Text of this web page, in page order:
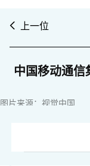
上一位
中国移动通信
图片来源：视觉中国